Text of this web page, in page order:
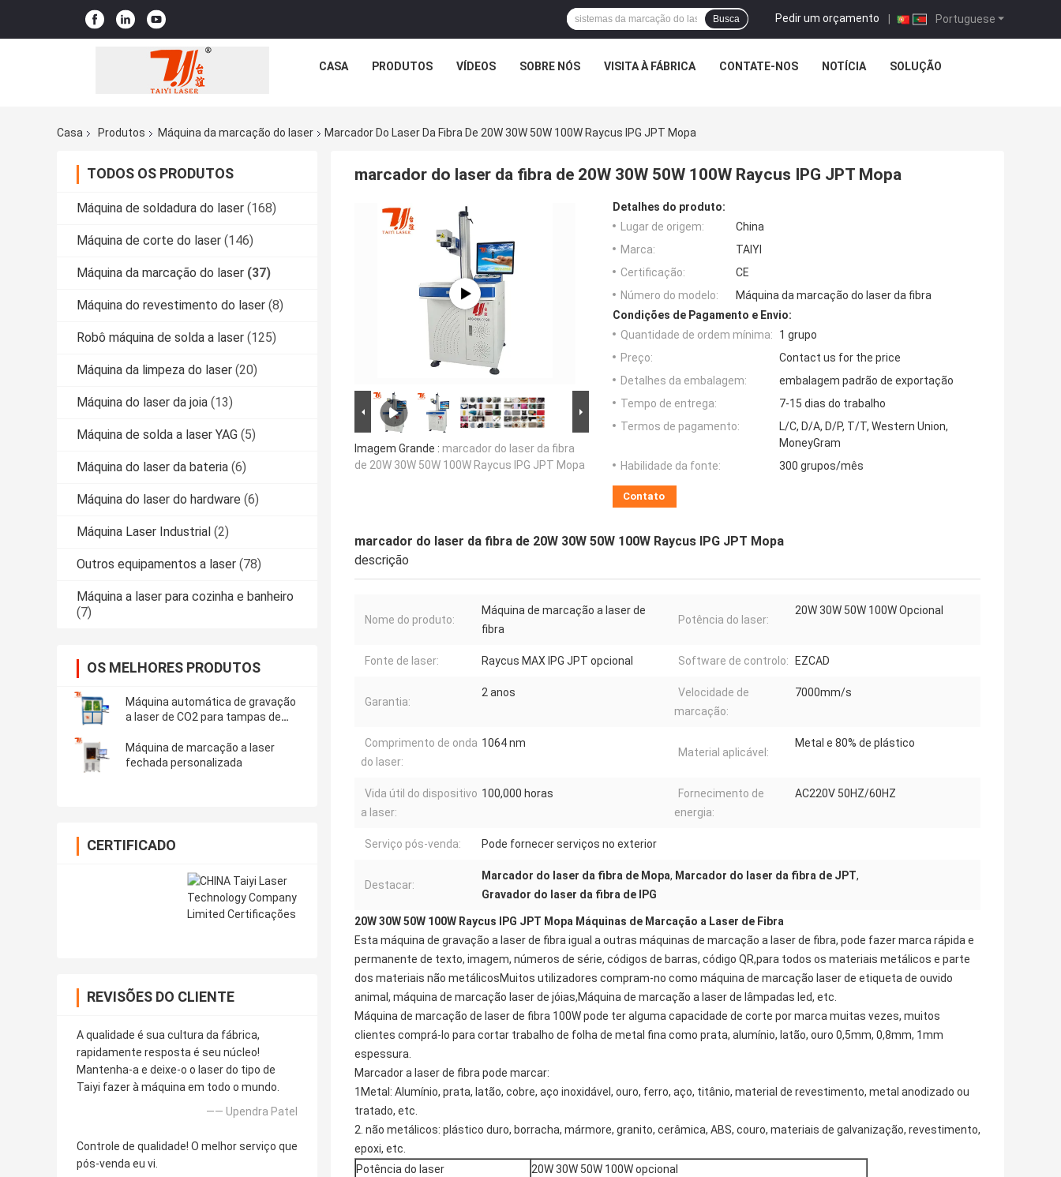
Portuguese
Pedir um orçamento |
Busca
CASA PRODUTOS VÍDEOS SOBRE NÓS VISITA À FÁBRICA CONTATE-NOS NOTÍCIA SOLUÇÃO
Casa Produtos Máquina da marcação do laser Marcador Do Laser Da Fibra De 20W 30W 50W 100W Raycus IPG JPT Mopa
TODOS OS PRODUTOS
Máquina de soldadura do laser (168)
Máquina de corte do laser (146)
Máquina da marcação do laser (37)
Máquina do revestimento do laser (8)
Robô máquina de solda a laser (125)
Máquina da limpeza do laser (20)
Máquina do laser da joia (13)
Máquina de solda a laser YAG (5)
Máquina do laser da bateria (6)
Máquina do laser do hardware (6)
Máquina Laser Industrial (2)
Outros equipamentos a laser (78)
Máquina a laser para cozinha e banheiro
(7)
OS MELHORES PRODUTOS
Máquina automática de gravação
a laser de CO2 para tampas de
Máquina de marcação a laser
fechada personalizada
CERTIFICADO
REVISÕES DO CLIENTE
A qualidade é sua cultura da fábrica,
rapidamente resposta é seu núcleo!
Mantenha-a e deixe-o o laser do tipo de
Taiyi fazer à máquina em todo o mundo.
—— Upendra Patel
Controle de qualidade! O melhor serviço que
pós-venda eu vi.
marcador do laser da fibra de 20W 30W 50W 100W Raycus IPG JPT Mopa
Imagem Grande : marcador do laser da fibra
de 20W 30W 50W 100W Raycus IPG JPT Mopa
Detalhes do produto:
Lugar de origem:
China
Marca:
TAIYI
Certificação:
CE
Número do modelo:
Máquina da marcação do laser da fibra
Condições de Pagamento e Envio:
Quantidade de ordem mínima:
1 grupo
Preço:
Contact us for the price
Detalhes da embalagem:
embalagem padrão de exportação
Tempo de entrega:
7-15 dias do trabalho
Termos de pagamento:
L/C, D/A, D/P, T/T, Western Union,
MoneyGram
Habilidade da fonte:
300 grupos/mês
Contato
marcador do laser da fibra de 20W 30W 50W 100W Raycus IPG JPT Mopa
descrição
Nome do produto:
Máquina de marcação a laser de
fibra
Potência do laser:
20W 30W 50W 100W Opcional
Fonte de laser: Raycus MAX IPG JPT opcional Software de controlo: EZCAD
Garantia:
2 anos
Velocidade de
marcação:
7000mm/s
Comprimento de onda
do laser:
1064 nm
Material aplicável:
Metal e 80% de plástico
Vida útil do dispositivo
a laser:
100,000 horas
Fornecimento de
energia:
AC220V 50HZ/60HZ
Serviço pós-venda: Pode fornecer serviços no exterior
Destacar:
Marcador do laser da fibra de Mopa, Marcador do laser da fibra de JPT,
Gravador do laser da fibra de IPG
20W 30W 50W 100W Raycus IPG JPT Mopa Máquinas de Marcação a Laser de Fibra
Esta máquina de gravação a laser de fibra igual a outras máquinas de marcação a laser de fibra, pode fazer marca rápida e
permanente de texto, imagem, números de série, códigos de barras, código QR,para todos os materiais metálicos e parte
dos materiais não metálicosMuitos utilizadores compram-no como máquina de marcação laser de etiqueta de ouvido
animal, máquina de marcação laser de jóias,Máquina de marcação a laser de lâmpadas led, etc.
Máquina de marcação de laser de fibra 100W pode ter alguma capacidade de corte por marca muitas vezes, muitos
clientes comprá-lo para cortar trabalho de folha de metal fina como prata, alumínio, latão, ouro 0,5mm, 0,8mm, 1mm
espessura.
Marcador a laser de fibra pode marcar:
1Metal: Alumínio, prata, latão, cobre, aço inoxidável, ouro, ferro, aço, titânio, material de revestimento, metal anodizado ou
tratado, etc.
2. não metálicos: plástico duro, borracha, mármore, granito, cerâmica, ABS, couro, materiais de galvanização, revestimento,
epoxi, etc.
Potência do laser
20W 30W 50W 100W opcional